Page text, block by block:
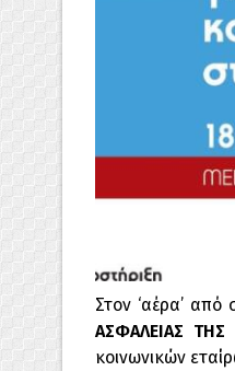
Στον ‘αέρα’ από
ΑΣΦΑΛΕΙΑΣ ΤΗΣ
κοινωνικών